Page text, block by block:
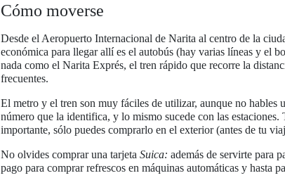
Cómo moverse
Desde el Aeropuerto Internacional de Narita al centro de la
económica para llegar allí es el autobús (hay varias líneas y el
nada como el Narita Exprés, el tren rápido que recorre la
frecuentes.
El metro y el tren son muy fáciles de utilizar, aunque no hables
número que la identifica, y lo mismo sucede con las estaciones.
importante, sólo puedes comprarlo en el exterior (antes de tu
No olvides comprar una tarjeta Suica: además de servirte para
pago para comprar refrescos en máquinas automáticas y hasta